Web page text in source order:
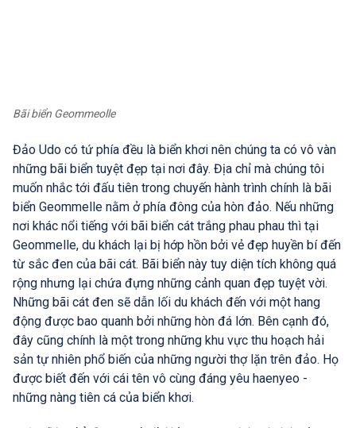
Bãi biển Geommeolle
Đảo Udo có tứ phía đều là biển khơi nên chúng ta có vô vàn
những bãi biển tuyệt đẹp tại nơi đây. Địa chỉ mà chúng tôi
muốn nhắc tới đấu tiên trong chuyến hành trình chính là bãi
biển Geommelle nằm ở phía đông của hòn đảo. Nếu những
nơi khác nổi tiếng với bãi biển cát trắng phau phau thì tại
Geommelle, du khách lại bị hớp hồn bởi vẻ đẹp huyền bí đến
từ sắc đen của bãi cát. Bãi biển này tuy diện tích không quá
rộng nhưng lại chứa đựng những cảnh quan đẹp tuyệt vời.
Những bãi cát đen sẽ dẫn lối du khách đến với một hang
động được bao quanh bởi những hòn đá lớn. Bên cạnh đó,
đây cũng chính là một trong những khu vực thu hoạch hải
sản tự nhiên phổ biến của những người thợ lặn trên đảo. Họ
được biết đến với cái tên vô cùng đáng yêu haenyeo -
những nàng tiên cá của biển khơi.